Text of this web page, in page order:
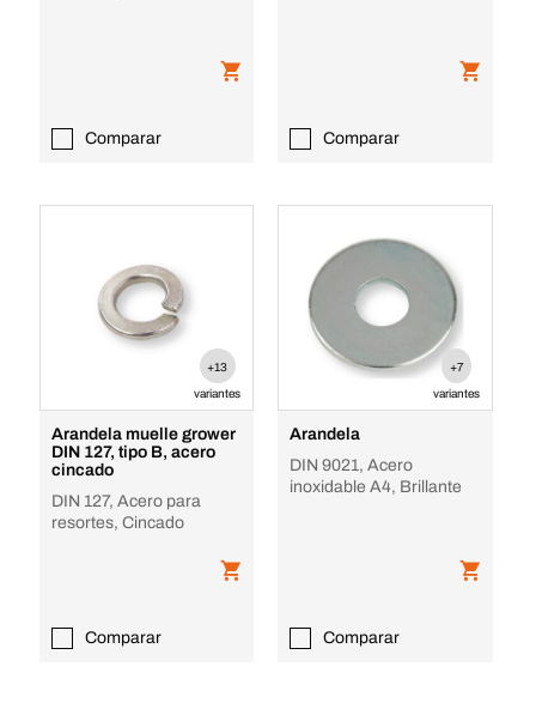
Comparar Comparar
+13
variantes
Arandela muelle grower
DIN 127, tipo B, acero
cincado
DIN 127, Acero para
resortes, Cincado
Comparar
+7
variantes
Arandela
DIN 9021, Acero
inoxidable A4, Brillante
Comparar